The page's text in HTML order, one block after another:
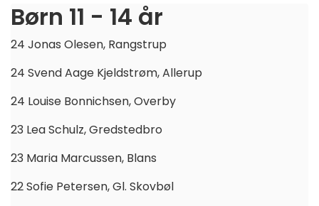
Børn 11 - 14 år
24 Jonas Olesen, Rangstrup
24 Svend Aage Kjeldstrøm, Allerup
24 Louise Bonnichsen, Overby
23 Lea Schulz, Gredstedbro
23 Maria Marcussen, Blans
22 Sofie Petersen, Gl. Skovbøl